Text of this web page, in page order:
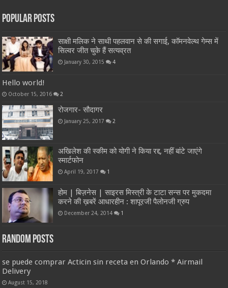
Popular Posts
साक्षी मलिक ने साथी पहलवान से की सगाई, कॉमनवेल्थ गेम्स में
सिल्वर जीत चुके हैं सत्यव्रत
January 30, 2015 4
Hello world!
October 15, 2016 2
रोजगार- सौदागर
January 25, 2017 2
अखिलेश की स्कीम को योगी ने किया रद्द, नहीं बांटे जाएंगे
स्मार्टफोन
April 19, 2017 1
होम | बिज़नेस | साइरस मिस्त्री के टाटा सन्स पर मुकदमा
करने की ख़बरें आधारहीन : शापूरजी पैलोनजी ग्रुप
December 24, 2014 1
Random Posts
se puede comprar Acticin sin receta en Orlando * Airmail
Delivery
August 15, 2018